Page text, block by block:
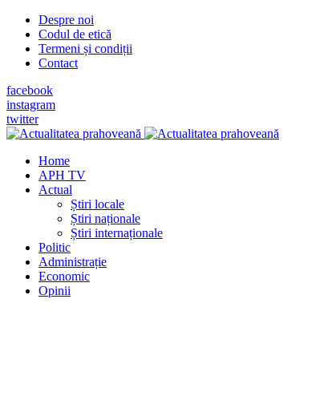
Despre noi
Codul de etică
Termeni și condiții
Contact
facebook
instagram
twitter
Home
APH TV
Actual
Știri locale
Știri naționale
Știri internaționale
Politic
Administrație
Economic
Opinii